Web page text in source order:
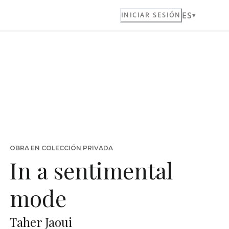
INICIAR SESIÓN ES
OBRA EN COLECCIÓN PRIVADA
In a sentimental
mode
Taher Jaoui